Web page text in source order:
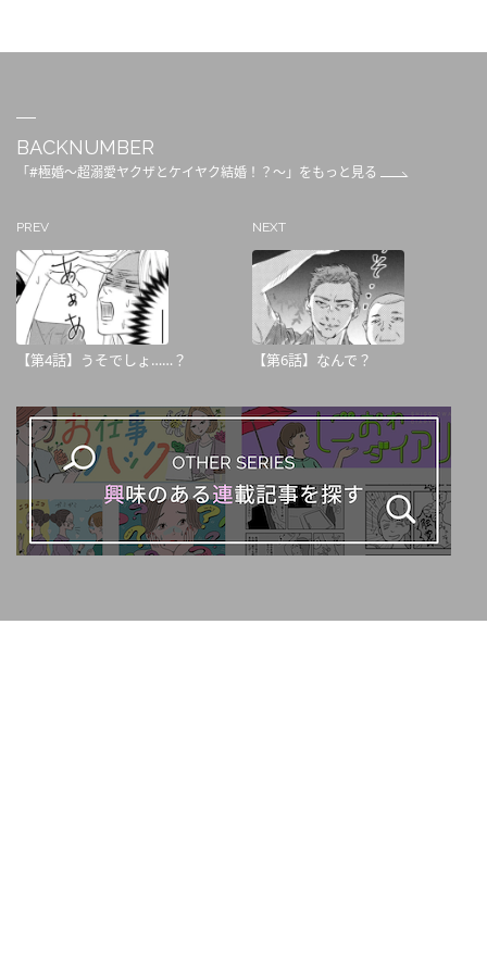
BACKNUMBER
「#極婚～超溺愛ヤクザとケイヤク結婚！？～」をもっと見る
PREV
【第4話】うそでしょ……？
NEXT
【第6話】なんで？